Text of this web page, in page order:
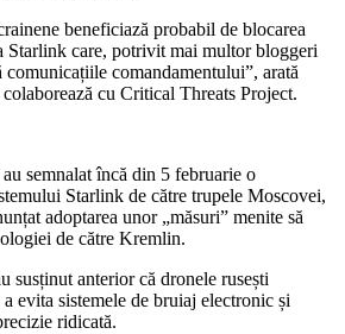
beneficiază probabil de blocarea
Starlink care, potrivit mai multor bloggeri
comandamentului”, arată
cu Critical Threats Project.
semnalat încă din 5 februarie o
Starlink de către trupele Moscovei,
adoptarea unor „măsuri” menite să
de către Kremlin.
susținut anterior că dronele rusești
evita sistemele de bruiaj electronic și
ridicată.